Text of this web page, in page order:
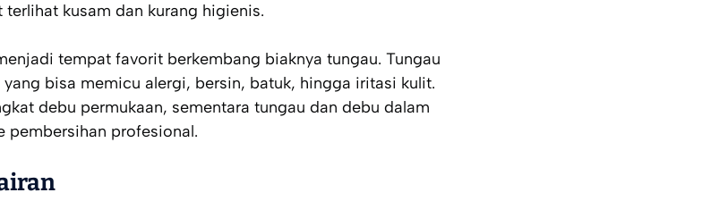
kusam dan kurang higienis.
tempat favorit berkembang biaknya tungau. Tungau
bisa memicu alergi, bersin, batuk, hingga iritasi kulit.
debu permukaan, sementara tungau dan debu dalam
pembersihan profesional.